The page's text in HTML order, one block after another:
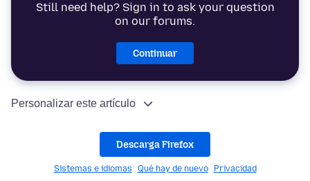
Still need help? Sign in to ask your question
on our forums.
Continuar
Personalizar este artículo
Descarga Firefox
Sistemas e idiomas Qué hay de nuevo Privacidad